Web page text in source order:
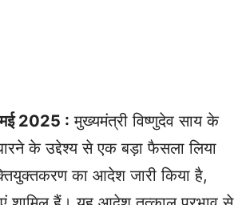
2025 : मुख्यमंत्री विष्णुदेव साय के
के उद्देश्य से एक बड़ा फैसला लिया
का आदेश जारी किया है,